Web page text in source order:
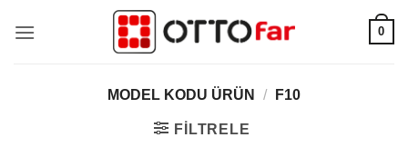
atla
0
MODEL KODU ÜRÜN / F10
FILTRELE